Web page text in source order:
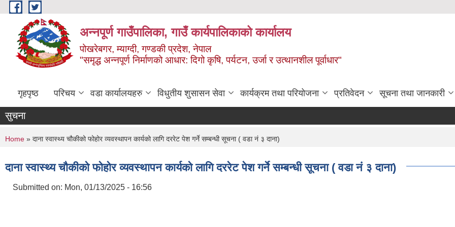
Skip to main content
अन्‍नपूर्ण गाउँपालिका, गाउँ कार्यपालिकाको कार्यालय
पोखरेबगर, म्याग्दी, गण्डकी प्रदेश, नेपाल
"समृद्ध अन्‍नपूर्ण निर्माणको आधार: दिगो कृषि, पर्यटन, उर्जा र उत्थानशील पूर्वाधार"
गृहपृष्ठ परिचय वडा कार्यालयहरु विधुतीय शुसासन सेवा कार्यक्रम तथा परियोजना प्रतिवेदन सूचना तथा जानकारी
सुचना
You are here
Home » दाना स्वास्थ्य चौकीको फोहोर व्यवस्थापन कार्यको लागि दररेट पेश गर्ने सम्बन्धी सूचना ( वडा नं ३ दाना)
दाना स्वास्थ्य चौकीको फोहोर व्यवस्थापन कार्यको लागि दररेट पेश गर्ने सम्बन्धी सूचना ( वडा नं ३ दाना)
Submitted on: Mon, 01/13/2025 - 16:56